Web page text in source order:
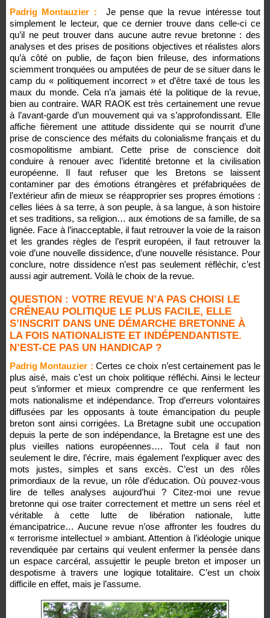
Padrig Montauzier :
Je pense que la revue intéresse tout
simplement le lecteur, que ce dernier trouve dans celle-ci ce
qu’il ne peut trouver dans aucune autre revue bretonne : des
analyses et des prises de positions objectives et réalistes alors
qu’à côté on publie, de façon bien frileuse, des informations
sciemment tronquées ou amputées de peur de se situer dans le
camp du « politiquement incorrect » et d’être taxé de tous les
maux du monde. Cela n’a jamais été la politique de la revue,
bien au contraire. WAR RAOK est très certainement une revue
à l’avant-garde d’un mouvement qui va s’approfondissant. Elle
affiche fièrement une attitude dissidente qui se nourrit d’une
prise de conscience des méfaits du colonialisme français et du
cosmopolitisme ambiant. Cette prise de conscience doit
conduire à renouer avec l’identité bretonne et la civilisation
européenne. Il faut refuser que les Bretons se laissent
contaminer par des émotions étrangères et préfabriquées de
l’extérieur afin de mieux se réapproprier ses propres émotions :
celles liées à sa terre, à son peuple, à sa langue, à son histoire
et ses traditions, sa religion… aux émotions de sa famille, de sa
lignée. Face à l’inacceptable, il faut retrouver la voie de la raison
et les grandes règles de l’esprit européen, il faut retrouver la
voie d’une nouvelle dissidence, d’une nouvelle résistance. Pour
conclure, notre dissidence n’est pas seulement réfléchir, c’est
aussi agir autrement. Voilà le choix de la revue.
QUESTION : VOTRE REVUE N’A PAS CHOISI LE
CRÉNEAU POLITIQUE LE PLUS FACILE, ELLE
S’INSCRIT DANS UNE DÉMARCHE BRETONNE À
LA FOIS NATIONALISTE ET INDÉPENDANTISTE.
N’EST-CE PAS UN HANDICAP ?
Padrig Montauzier :Certes ce choix n’est certainement pas le
plus aisé, mais c’est un choix politique réfléchi. Ainsi le lecteur
peut s’informer et mieux comprendre ce que renferment les
mots nationalisme et indépendance. Trop d’erreurs volontaires
diffusées par les opposants à toute émancipation du peuple
breton sont ainsi corrigées. La Bretagne subit une occupation
depuis la perte de son indépendance, la Bretagne est une des
plus vieilles nations européennes…. Tout cela il faut non
seulement le dire, l’écrire, mais également l’expliquer avec des
mots justes, simples et sans excès. C’est un des rôles
primordiaux de la revue, un rôle d’éducation. Où pouvez-vous
lire de telles analyses aujourd’hui ? Citez-moi une revue
bretonne qui ose traiter correctement et mettre un sens réel et
véritable à cette lutte de libération nationale, lutte
émancipatrice… Aucune revue n’ose affronter les foudres du
« terrorisme intellectuel » ambiant. Attention à l’idéologie unique
revendiquée par certains qui veulent enfermer la pensée dans
un espace carcéral, assujettir le peuple breton et imposer un
despotisme à travers une logique totalitaire. C’est un choix
difficile en effet, mais je l’assume.